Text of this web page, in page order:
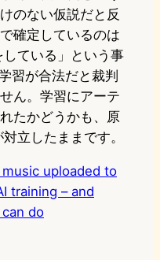
のない仮説だと反
確定しているのは
している」という事
習が合法だと裁判
ん。学習にアーテ
たかどうかも、原
立したままです。
uploaded to
training – and
do